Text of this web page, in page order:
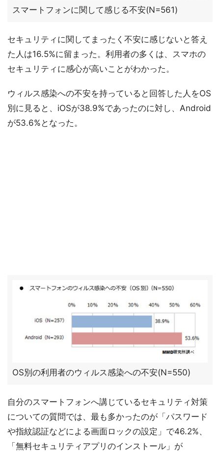
スマートフォンに関して感じる不安(N=561)
セキュリティに関してまったく不安に感じないと答え
た人は16.5%に留まった。利用者の多くは、スマホの
セキュリティに感心が高いことがわかった。
ウィルス感染への不安を持っていると回答した人をOS
別に見ると、iOSが38.9%であったのに対し、Android
が53.6%となった。
OS別の利用者のウィルス感染への不安(N=550)
自分のスマートフォンへ講じているセキュリティ対策
についての質問では、最も多かったのが「パスワード
や指紋認証などによる画面ロックの設定」で46.2%、
「無料セキュリティアプリのインストール」が